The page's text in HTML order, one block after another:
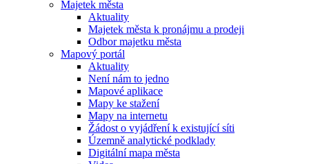
Majetek města
Aktuality
Majetek města k pronájmu a prodeji
Odbor majetku města
Mapový portál
Aktuality
Není nám to jedno
Mapové aplikace
Mapy ke stažení
Mapy na internetu
Žádost o vyjádření k existující síti
Územně analytické podklady
Digitální mapa města